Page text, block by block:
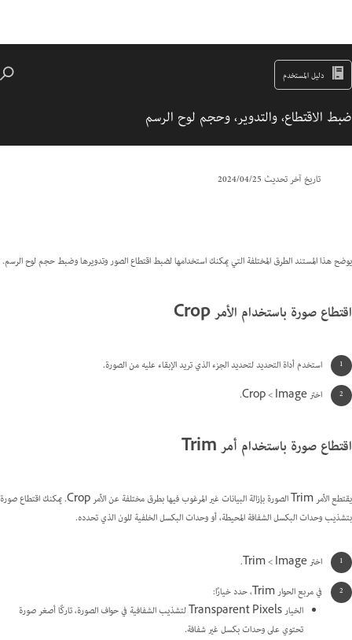
دليل المستخدم
ضبط الاقتطاع، والتدوير، وحجم لوح الرسم
تاريخ آخر تحديث25‏/04‏/2024
يوضح هذا المستند الطرق المختلفة التي يمكنك استخدامها لضبط اقتطاع الصور وتدويرها وضبط حجم لوح الرسم.
اقتطاع صورة باستخدام الأمر Crop
استخدم أداة التحديد لتحديد الجزء الذي تريد الإبقاء عليه من الصورة.
اختر Image >‏ Crop.
اقتطاع صورة باستخدام أمر Trim
يقتطع الأمر Trim الصورة بإزالة البيانات غير المرغوب فيها بطرق مختلفة عن الأمر Crop. يمكنك اقتطاع صورة
بتشذيب وحدات البكسل الشفافة المحيطة، أو وحدات البكسل الخلفية للون الذي تحدده.
اختر Image >‏ Trim.
في مربع الحوار Trim، حدد خيارًا:
الخيار Transparent Pixels لتشذيب الشفافية في حواف الصورة، تاركًا أصغر صورة
تحتوي على وحدات بكسل غير شفافة.